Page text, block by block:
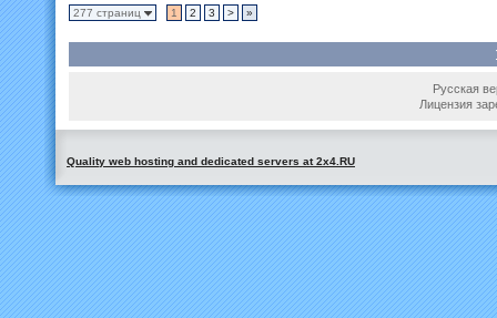
277 страниц 1 2 3 > »
Русская
Лицензия
Quality web hosting and dedicated servers at 2x4.RU